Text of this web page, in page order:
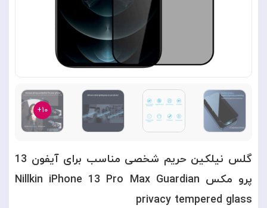
۱۰+
گلس نیلکین حریم شخصی مناسب برای آیفون 13
پرو مکس Nillkin iPhone 13 Pro Max Guardian
privacy tempered glass